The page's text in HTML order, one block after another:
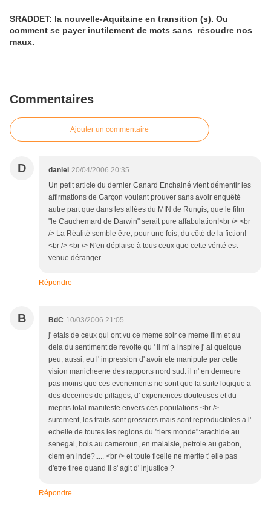
SRADDET: la nouvelle-Aquitaine en transition (s). Ou
comment se payer inutilement de mots sans résoudre nos
maux.
Commentaires
Ajouter un commentaire
D daniel 20/04/2006 20:35
Un petit article du dernier Canard Enchainé vient démentir les
affirmations de Garçon voulant prouver sans avoir enquêté
autre part que dans les allées du MIN de Rungis, que le film
"le Cauchemard de Darwin" serait pure affabulation!<br /> <br
/> La Réalité semble être, pour une fois, du côté de la fiction!
<br /> <br /> N'en déplaise à tous ceux que cette vérité est
venue déranger...
Répondre
B BdC 10/03/2006 21:05
j' etais de ceux qui ont vu ce meme soir ce meme film et au
dela du sentiment de revolte qu ' il m' a inspire j' ai quelque
peu, aussi, eu l' impression d' avoir ete manipule par cette
vision manicheene des rapports nord sud. il n' en demeure
pas moins que ces evenements ne sont que la suite logique a
des decenies de pillages, d' experiences douteuses et du
mepris total manifeste envers ces populations.<br />
surement, les traits sont grossiers mais sont reproductibles a l'
echelle de toutes les regions du "tiers monde":arachide au
senegal, bois au cameroun, en malaisie, petrole au gabon,
clem en inde?..... <br /> et toute ficelle ne merite t' elle pas
d'etre tiree quand il s' agit d' injustice ?
Répondre